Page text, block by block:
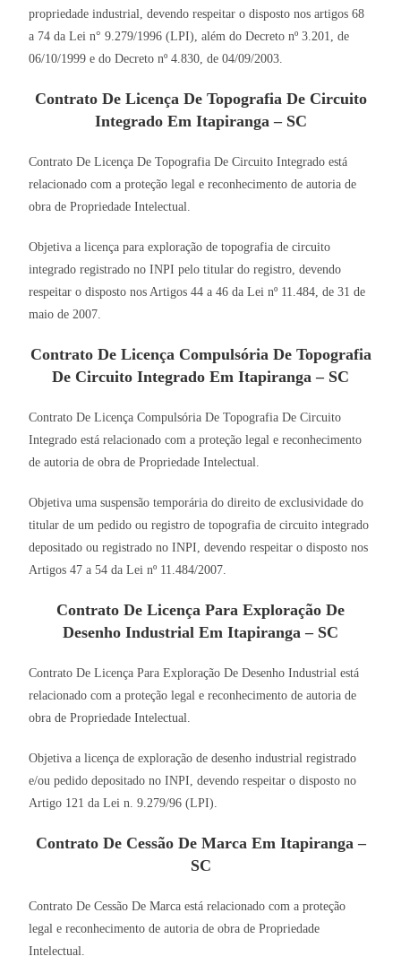
propriedade industrial, devendo respeitar o disposto nos artigos 68
a 74 da Lei n° 9.279/1996 (LPI), além do Decreto nº 3.201, de
06/10/1999 e do Decreto nº 4.830, de 04/09/2003.
Contrato De Licença De Topografia De Circuito
Integrado Em Itapiranga – SC
Contrato De Licença De Topografia De Circuito Integrado está
relacionado com a proteção legal e reconhecimento de autoria de
obra de Propriedade Intelectual.
Objetiva a licença para exploração de topografia de circuito
integrado registrado no INPI pelo titular do registro, devendo
respeitar o disposto nos Artigos 44 a 46 da Lei nº 11.484, de 31 de
maio de 2007.
Contrato De Licença Compulsória De Topografia
De Circuito Integrado Em Itapiranga – SC
Contrato De Licença Compulsória De Topografia De Circuito
Integrado está relacionado com a proteção legal e reconhecimento
de autoria de obra de Propriedade Intelectual.
Objetiva uma suspensão temporária do direito de exclusividade do
titular de um pedido ou registro de topografia de circuito integrado
depositado ou registrado no INPI, devendo respeitar o disposto nos
Artigos 47 a 54 da Lei nº 11.484/2007.
Contrato De Licença Para Exploração De
Desenho Industrial Em Itapiranga – SC
Contrato De Licença Para Exploração De Desenho Industrial está
relacionado com a proteção legal e reconhecimento de autoria de
obra de Propriedade Intelectual.
Objetiva a licença de exploração de desenho industrial registrado
e/ou pedido depositado no INPI, devendo respeitar o disposto no
Artigo 121 da Lei n. 9.279/96 (LPI).
Contrato De Cessão De Marca Em Itapiranga –
SC
Contrato De Cessão De Marca está relacionado com a proteção
legal e reconhecimento de autoria de obra de Propriedade
Intelectual.